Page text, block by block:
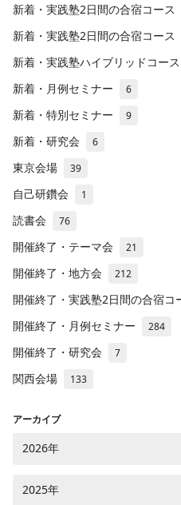
新着・実践塾2日間の合宿コース
新着・実践塾2日間の合宿コース
新着・実践塾ハイブリッドコース
新着・月例セミナー 6
新着・特別セミナー 9
新着・研究会 6
東京会場 39
自己研鑽会 1
読書会 76
開催終了・テーマ会 21
開催終了・地方会 212
開催終了・実践塾2日間の合宿コ
開催終了・月例セミナー 284
開催終了・研究会 7
関西会場 133
アーカイブ
2026年
2025年